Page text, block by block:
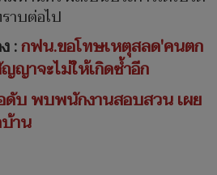
าบต่อไป
:กฟน.ขอโทษเหตุสลด'คนตก
ญาจะไม่ให้เกิดซ้ำอีก
ดับ พบพนักงานสอบสวน เผย
าน